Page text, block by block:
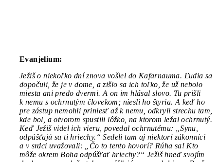
Evanjelium:
Ježiš o niekoľko dní znova vošiel do Kafarnauma. Ľudia sa
dopočuli, že je v dome, a zišlo sa ich toľko, že už nebolo
miesta ani predo dvermi. A on im hlásal slovo. Tu prišli
k nemu s ochrnutým človekom; niesli ho štyria. A keď ho
pre zástup nemohli priniesť až k nemu, odkryli strechu tam,
kde bol, a otvorom spustili lôžko, na ktorom ležal ochrnutý.
Keď Ježiš videl ich vieru, povedal ochrnutému: „Synu,
odpúšťajú sa ti hriechy.“ Sedeli tam aj niektorí zákonníci
a v srdci uvažovali: „Čo to tento hovorí? Rúha sa! Kto
môže okrem Boha odpúšťať hriechy?“ Ježiš hneď svojím